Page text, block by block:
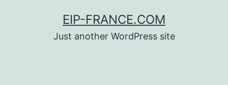
EIP-FRANCE.COM
Just another WordPress site